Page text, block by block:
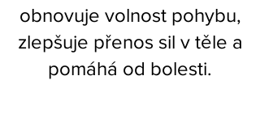
obnovuje volnost pohybu,
zlepšuje přenos sil v těle a
pomáhá od bolesti.